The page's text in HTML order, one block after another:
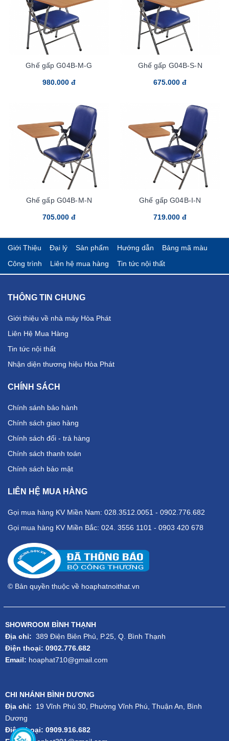
Ghế gấp G04B-M-G
980.000 đ
Ghế gấp G04B-S-N
675.000 đ
Ghế gấp G04B-M-N
705.000 đ
Ghế gấp G04B-I-N
719.000 đ
Giới Thiệu Đại lý Sản phẩm Hướng dẫn
Bảng mã màu
Công trình
Liên hệ mua hàng Tin tức nội thất
THÔNG TIN CHUNG
Giới thiệu về nhà máy Hòa Phát
Liên Hệ Mua Hàng
Tin tức nội thất
Nhận diện thương hiệu Hòa Phát
CHÍNH SÁCH
Chính sánh bảo hành
Chính sách giao hàng
Chính sách đổi - trả hàng
Chính sách thanh toán
Chính sách bảo mật
LIÊN HỆ MUA HÀNG
Gọi mua hàng KV Miền Nam: 028.3512.0051 - 0902.776.682
Gọi mua hàng KV Miền Bắc: 024. 3556 1101 - 0903 420 678
© Bản quyền thuộc về hoaphatnoithat.vn
SHOWROOM BÌNH THẠNH
Địa chỉ: 389 Điện Biên Phủ, P.25, Q. Bình Thạnh
Điện thoại: 0902.776.682
Email: hoaphat710@gmail.com
CHI NHÁNH BÌNH DƯƠNG
Địa chỉ: 19 Vĩnh Phú 30, Phường Vĩnh Phú, Thuận An, Bình
Dương
Điện thoại: 0909.916.682